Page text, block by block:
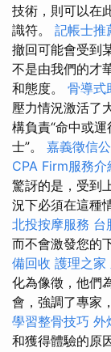
技術，則可以在
識符。 記帳士推
撤回可能會受到
不是由我們的才
和態度。 骨導式
壓力情況激活了
構負責“命中或
士”。 嘉義徵信
CPA Firm服務介
驚訝的是，受到
況下必須在這種
北投按摩服務 台
而不會激發您的
備回收 護理之家
化為像徵，他們
會，強調了專家
學習整骨技巧 外
和獲得體驗的原